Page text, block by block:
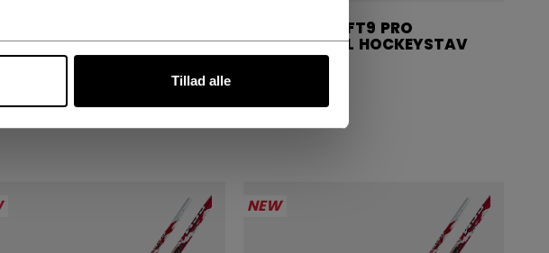
Tillad alle
HOCKEYSTAV
kr
JETSPEED FT9 PRO
CHARCOAL HOCKEYSTAV
JUNIOR
1399,00 kr
NEW